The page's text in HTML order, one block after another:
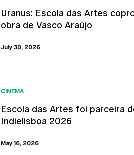
Uranus: Escola das Artes
obra de Vasco Araújo
July 30, 2026
CINEMA
Escola das Artes foi parceira
Indielisboa 2026
May 16, 2026